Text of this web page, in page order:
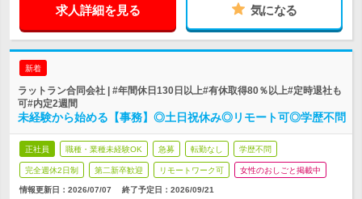
求人詳細を見る 気になる
新着
ラットラン合同会社 | #年間休日130日以上#有休取得80％以上#定時退社も
可#内定2週間
未経験から始める【事務】◎土日祝休み◎リモート可◎学歴不問
正社員 職種・業種未経験OK 急募 転勤なし 学歴不問
完全週休2日制 第二新卒歓迎 リモートワーク可 女性のおしごと掲載中
情報更新日：2026/07/07 終了予定日： 2026/09/21